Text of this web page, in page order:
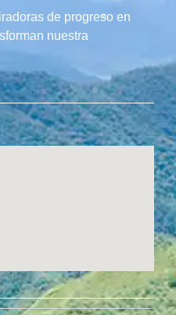
de progreso en
nuestra